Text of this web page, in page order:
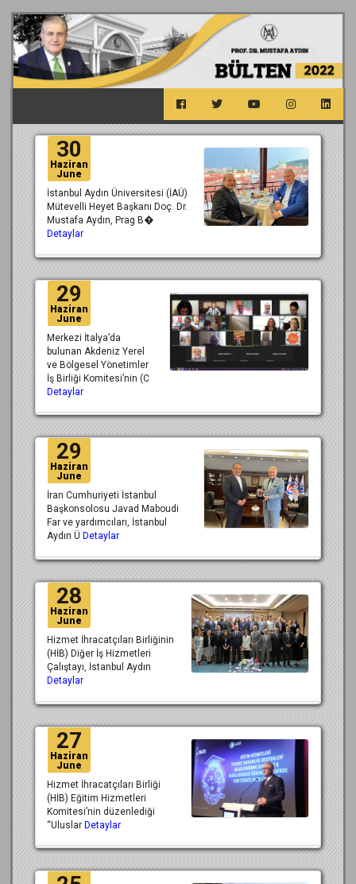
30
Haziran
June
İstanbul Aydın Üniversitesi (İAÜ)
Mütevelli Heyet Başkanı Doç. Dr.
Mustafa Aydın, Prag B�
Detaylar
29
Haziran
June
Merkezi İtalya’da
bulunan Akdeniz Yerel
ve Bölgesel Yönetimler
İş Birliği Komitesi’nin (C
Detaylar
29
Haziran
June
İran Cumhuriyeti İstanbul
Başkonsolosu Javad Maboudi
Far ve yardımcıları, İstanbul
Aydın Ü Detaylar
28
Haziran
June
Hizmet İhracatçıları Birliğinin
(HİB) Diğer İş Hizmetleri
Çalıştayı, İstanbul Aydın
Detaylar
27
Haziran
June
Hizmet İhracatçıları Birliği
(HİB) Eğitim Hizmetleri
Komitesi’nin düzenlediği
“Uluslar Detaylar